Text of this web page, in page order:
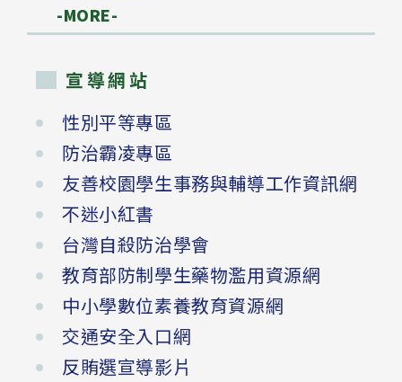
-MORE-
宣導網站
性別平等專區
防治霸凌專區
友善校園學生事務與輔導工作資訊網
不迷小紅書
台灣自殺防治學會
教育部防制學生藥物濫用資源網
中小學數位素養教育資源網
交通安全入口網
反賄選宣導影片